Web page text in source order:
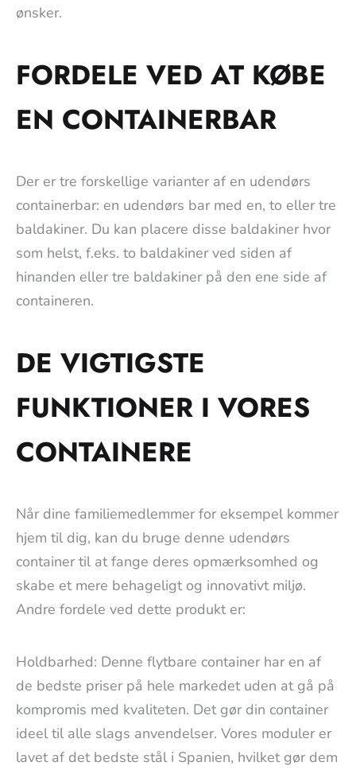
ønsker.
FORDELE VED AT KØBE
EN CONTAINERBAR
Der er tre forskellige varianter af en udendørs
containerbar: en udendørs bar med en, to eller tre
baldakiner. Du kan placere disse baldakiner hvor
som helst, f.eks. to baldakiner ved siden af
hinanden eller tre baldakiner på den ene side af
containeren.
DE VIGTIGSTE
FUNKTIONER I VORES
CONTAINERE
Når dine familiemedlemmer for eksempel kommer
hjem til dig, kan du bruge denne udendørs
container til at fange deres opmærksomhed og
skabe et mere behageligt og innovativt miljø.
Andre fordele ved dette produkt er:
Holdbarhed: Denne flytbare container har en af
de bedste priser på hele markedet uden at gå på
kompromis med kvaliteten. Det gør din container
ideel til alle slags anvendelser. Vores moduler er
lavet af det bedste stål i Spanien, hvilket gør dem